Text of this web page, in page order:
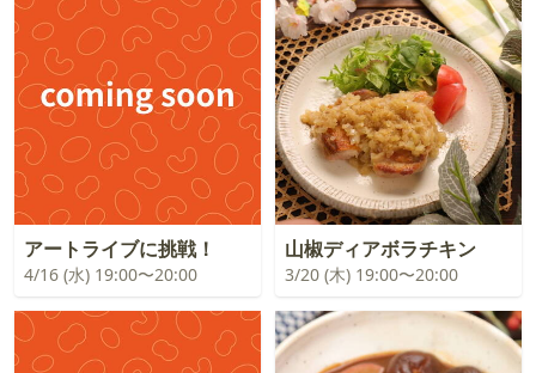
アートライブに挑戦！
4/16 (水) 19:00〜20:00
山椒ディアボラチキン
3/20 (木) 19:00〜20:00